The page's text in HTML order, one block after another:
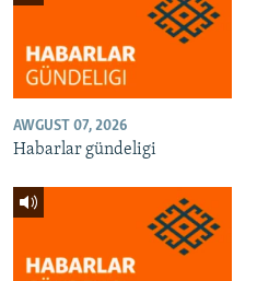
AWGUST 07, 2026
Habarlar gündeligi